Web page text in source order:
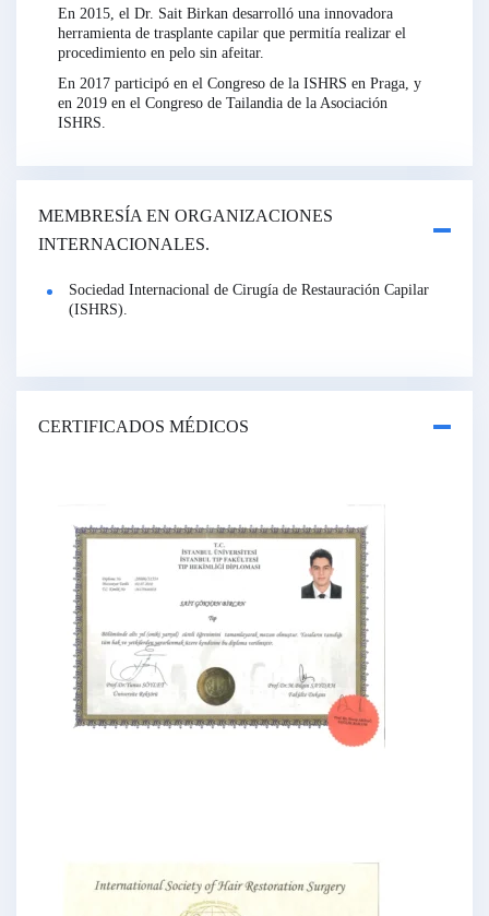
En 2015, el Dr. Sait Birkan desarrolló una innovadora
herramienta de trasplante capilar que permitía realizar el
procedimiento en pelo sin afeitar.
En 2017 participó en el Congreso de la ISHRS en Praga, y
en 2019 en el Congreso de Tailandia de la Asociación
ISHRS.
MEMBRESÍA EN ORGANIZACIONES
INTERNACIONALES.
Sociedad Internacional de Cirugía de Restauración Capilar
(ISHRS).
CERTIFICADOS MÉDICOS